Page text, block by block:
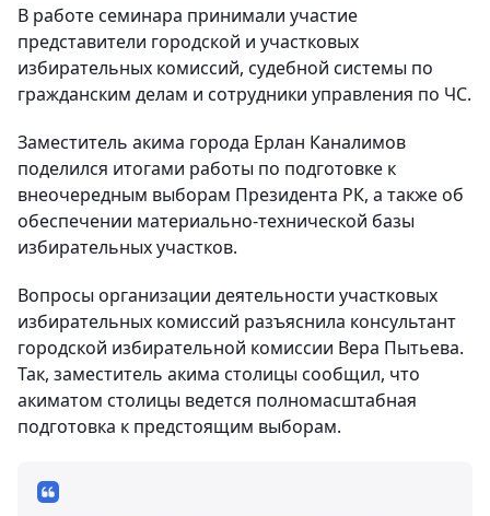
В работе семинара принимали участие
представители городской и участковых
избирательных комиссий, судебной системы по
гражданским делам и сотрудники управления по ЧС.
Заместитель акима города Ерлан Каналимов
поделился итогами работы по подготовке к
внеочередным выборам Президента РК, а также об
обеспечении материально-технической базы
избирательных участков.
Вопросы организации деятельности участковых
избирательных комиссий разъяснила консультант
городской избирательной комиссии Вера Пытьева.
Так, заместитель акима столицы сообщил, что
акиматом столицы ведется полномасштабная
подготовка к предстоящим выборам.